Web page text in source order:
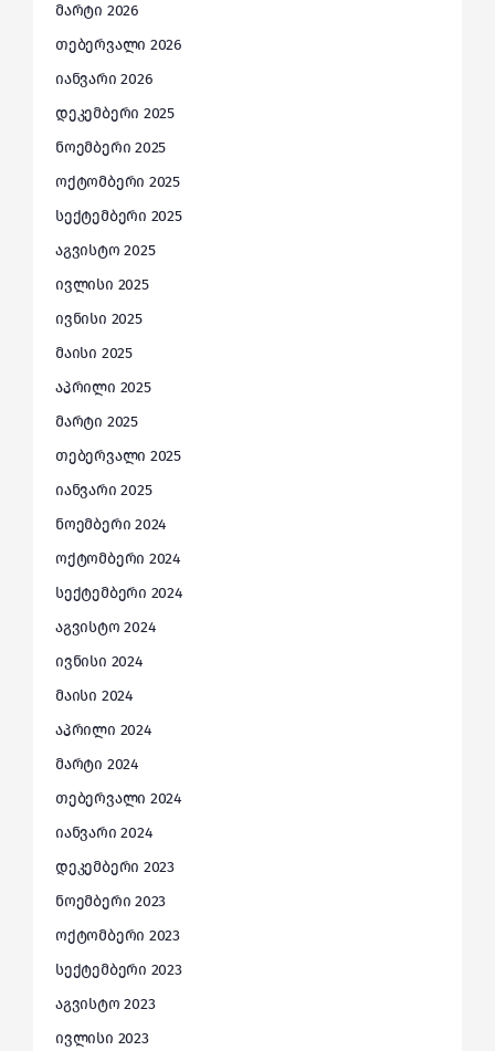
მარტი 2026
თებერვალი 2026
იანვარი 2026
დეკემბერი 2025
ნოემბერი 2025
ოქტომბერი 2025
სექტემბერი 2025
აგვისტო 2025
ივლისი 2025
ივნისი 2025
მაისი 2025
აპრილი 2025
მარტი 2025
თებერვალი 2025
იანვარი 2025
ნოემბერი 2024
ოქტომბერი 2024
სექტემბერი 2024
აგვისტო 2024
ივნისი 2024
მაისი 2024
აპრილი 2024
მარტი 2024
თებერვალი 2024
იანვარი 2024
დეკემბერი 2023
ნოემბერი 2023
ოქტომბერი 2023
სექტემბერი 2023
აგვისტო 2023
ივლისი 2023